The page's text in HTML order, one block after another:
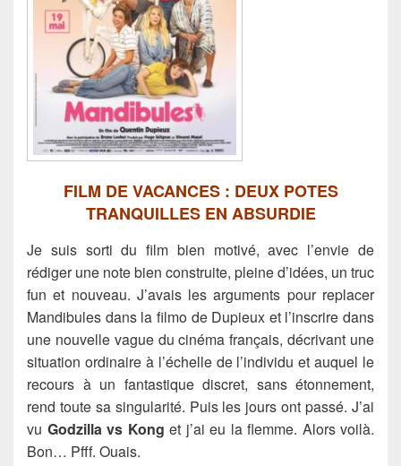
FILM DE VACANCES : DEUX POTES
TRANQUILLES EN ABSURDIE
Je suis sorti du film bien motivé, avec l’envie de
rédiger une note bien construite, pleine d’idées, un truc
fun et nouveau. J’avais les arguments pour replacer
Mandibules dans la filmo de Dupieux et l’inscrire dans
une nouvelle vague du cinéma français,décrivant une
situation ordinaire à l’échelle de l’individu et auquel le
recours à un fantastique discret, sans étonnement,
rend toute sa singularité. Puis les jours ont passé. J’ai
vu Godzilla vs Kong et j’ai eu la flemme. Alors voilà.
Bon… Pfff. Ouais.